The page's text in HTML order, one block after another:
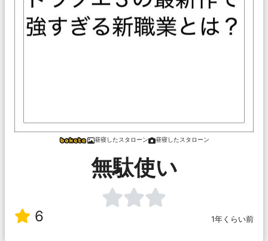
昼寝したスタローン 昼寝したスタローン
無駄使い
6 1年くらい前